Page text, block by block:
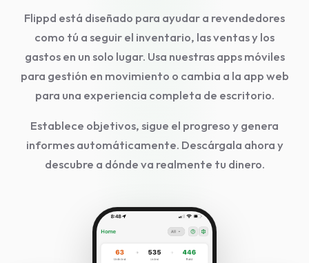
Flippd está diseñado para ayudar a revendedores
como tú a seguir el inventario, las ventas y los
gastos en un solo lugar. Usa nuestras apps móviles
para gestión en movimiento o cambia a la app web
para una experiencia completa de escritorio.
Establece objetivos, sigue el progreso y genera
informes automáticamente. Descárgala ahora y
descubre a dónde va realmente tu dinero.